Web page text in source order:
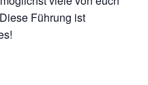
Führung ist